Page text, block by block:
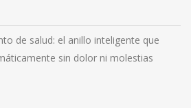
de salud: el anillo inteligente que
sin dolor ni molestias